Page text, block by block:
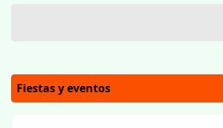
Fiestas y eventos